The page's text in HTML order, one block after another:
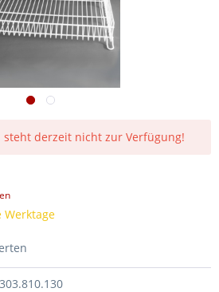
steht derzeit nicht zur Verfügung!
Werktage
303.810.130